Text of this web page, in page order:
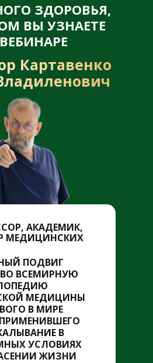
Картавенко
АКАДЕМИК,
МЕДИЦИНСКИХ
ПОДВИГ
ВО ВСЕМИРНУЮ
МЕДИЦИНЫ
В МИРЕ
В
УСЛОВИЯХ
ЖИЗНИ
ЗДОРОВЬЯ,
ВЫ УЗНАЕТЕ